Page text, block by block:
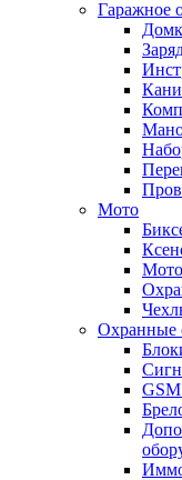
Гаражное
Мото
Охранные